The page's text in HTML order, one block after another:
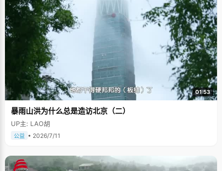
01:53
暴雨山洪为什么总是造访北京（二）
UP主: LAO胡
公益 • 2026/7/11